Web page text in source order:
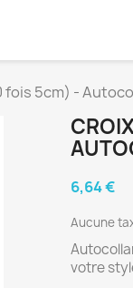
fois 5cm) -
6,64 €
Aucune
votre